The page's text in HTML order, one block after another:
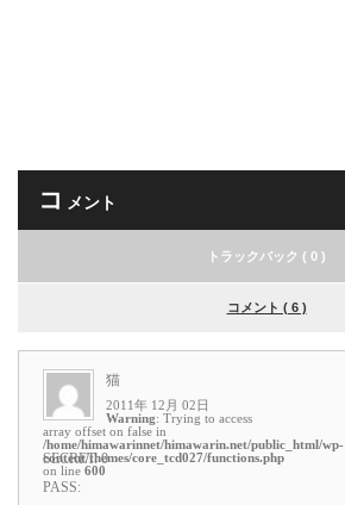
コ メント
トラックバック ( 0 )
コメント ( 6 )
猫
2011年 12月 02日
Warning: Trying to access
array offset on false in
/home/himawarinnet/himawarin.net/public_html/wp-
content/themes/core_tcd027/functions.php
on line 600
SECRET: 0
PASS: